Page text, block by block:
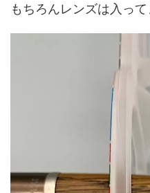
もちろんレンズは入って